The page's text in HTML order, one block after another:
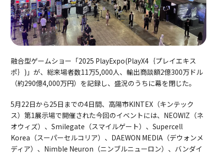
融合型ゲームショー「2025 PlayExpo(PlayX4｛プレイエキス
ポ｝)」が、総来場者数11万5,000人、輸出商談額2億300万ドル
（約290億4,000万円）を記録し、盛況のうちに幕を閉じた。
5月22日から25日までの4日間、高陽市KINTEX（キンテック
ス）第1展示場で開催された今回のイベントには、NEOWIZ（ネ
オウィズ）、Smilegate（スマイルゲート）、Supercell
Korea（スーパーセルコリア）、DAEWON MEDIA（デウォンメ
ディア）、Nimble Neuron（ニンブルニューロン）、バンダイ